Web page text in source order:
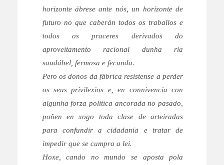
horizonte ábrese ante nós, un horizonte de
futuro no que caberán todos os traballos e
todos os praceres derivados do
aproveitamento racional dunha ría
saudábel, fermosa e fecunda.
Pero os donos da fábrica resístense a perder
os seus privilexios e, en connivencia con
algunha forza política ancorada no pasado,
poñen en xogo toda clase de arteiradas
para confundir a cidadanía e tratar de
impedir que se cumpra a lei.
Hoxe, cando no mundo se aposta pola